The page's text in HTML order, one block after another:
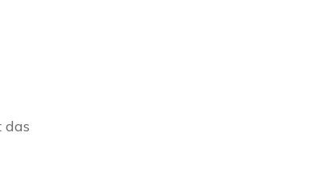
das